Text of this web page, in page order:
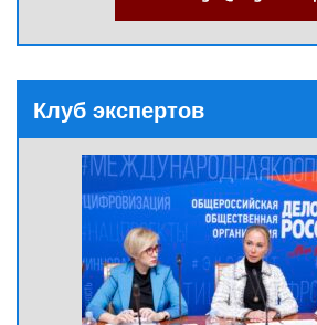
Клуб экспертов